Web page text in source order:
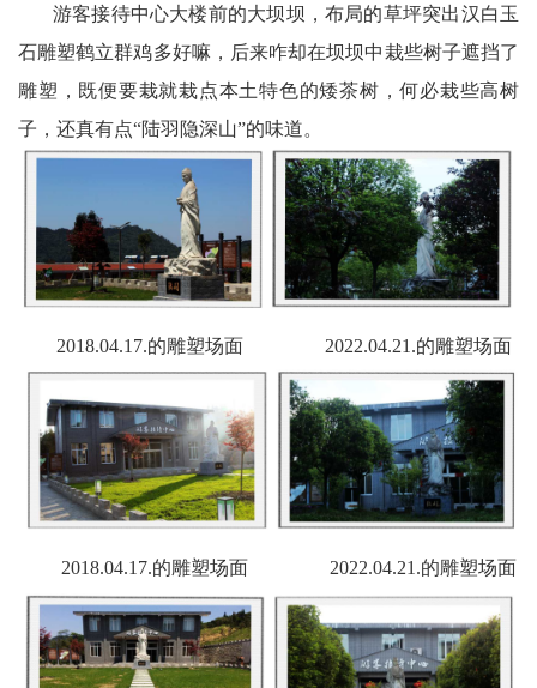
游客接待中心大楼前的大坝坝，布局的草坪突出汉白玉
石雕塑鹤立群鸡多好嘛，后来咋却在坝坝中栽些树子遮挡了
雕塑，既便要栽就栽点本土特色的矮茶树，何必栽些高树
子，还真有点“陆羽隐深山”的味道。
2018.04.17.的雕塑场面 2022.04.21.的雕塑场面
2018.04.17.的雕塑场面 2022.04.21.的雕塑场面